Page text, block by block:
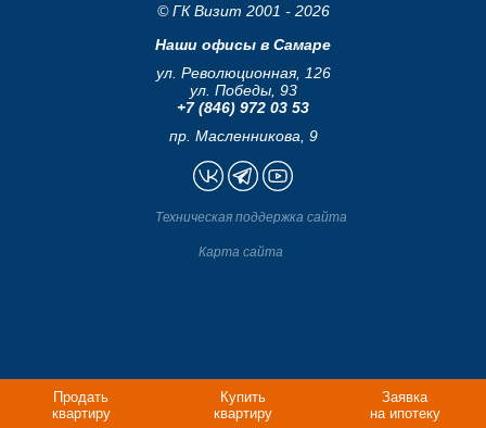
Продать
квартиру
Купить
квартиру
Заявка
на ипотеку
© ГК Визит 2001 - 2026
Наши офисы в Самаре
ул. Революционная, 126
ул. Победы, 93
+7 (846) 972 03 53
пр. Масленникова, 9
Техническая поддержка сайта
Карта сайта